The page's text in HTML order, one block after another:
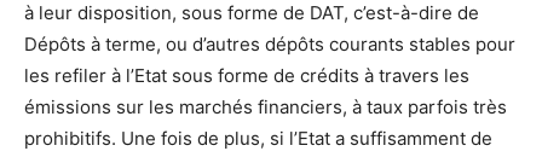
à leur disposition, sous forme de DAT, c’est-à-dire de
Dépôts à terme, ou d’autres dépôts courants stables pour
les refiler à l’Etat sous forme de crédits à travers les
émissions sur les marchés financiers, à taux parfois très
prohibitifs. Une fois de plus, si l’Etat a suffisamment de